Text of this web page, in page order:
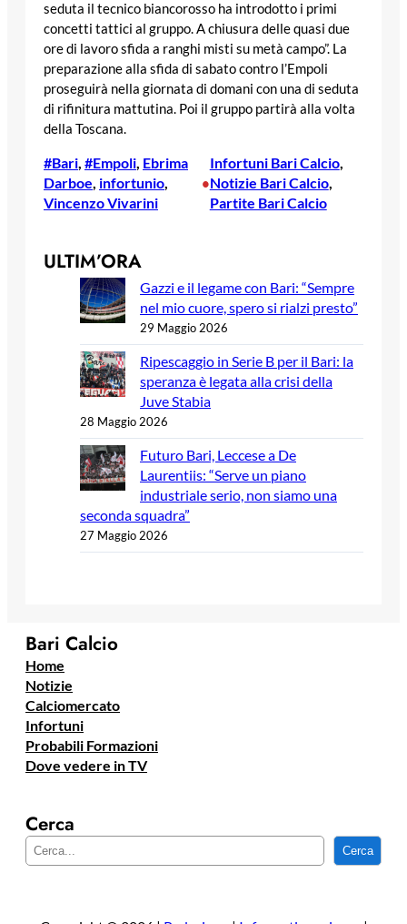
seduta il tecnico biancorosso ha introdotto i primi
concetti tattici al gruppo. A chiusura delle quasi due
ore di lavoro sfida a ranghi misti su metà campo”. La
preparazione alla sfida di sabato contro l’Empoli
proseguirà nella giornata di domani con una di seduta
di rifinitura mattutina. Poi il gruppo partirà alla volta
della Toscana.
#Bari #Empoli Ebrima
Darboe infortunio
Vincenzo Vivarini
•
Infortuni Bari Calcio
Notizie Bari Calcio
Partite Bari Calcio
ULTIM’ORA
Gazzi e il legame con Bari: “Sempre
nel mio cuore, spero si rialzi presto”
29 Maggio 2026
Ripescaggio in Serie B per il Bari: la
speranza è legata alla crisi della
Juve Stabia
28 Maggio 2026
Futuro Bari, Leccese a De
Laurentiis: “Serve un piano
industriale serio, non siamo una
seconda squadra”
27 Maggio 2026
Bari Calcio
Home
Notizie
Calciomercato
Infortuni
Probabili Formazioni
Dove vedere in TV
Cerca
e
Cerca